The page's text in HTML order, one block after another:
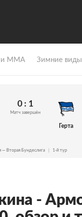
и ММА Зимние виды
0 : 1
Матч завершён
Герта
— Вторая Бундеслига 1-й тур
-